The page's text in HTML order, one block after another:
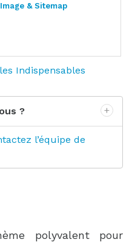
& Sitemap
Indispensables
?
l’équipe de
polyvalent pour